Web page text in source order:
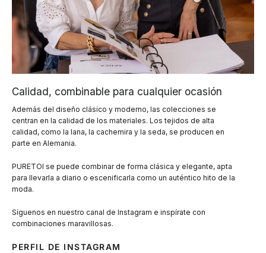
Calidad, combinable para cualquier ocasión
Además del diseño clásico y moderno, las colecciones se
centran en la calidad de los materiales. Los tejidos de alta
calidad, como la lana, la cachemira y la seda, se producen en
parte en Alemania.
PURETOI se puede combinar de forma clásica y elegante, apta
para llevarla a diario o escenificarla como un auténtico hito de la
moda.
Síguenos en nuestro canal de Instagram e inspírate con
combinaciones maravillosas.
PERFIL DE INSTAGRAM